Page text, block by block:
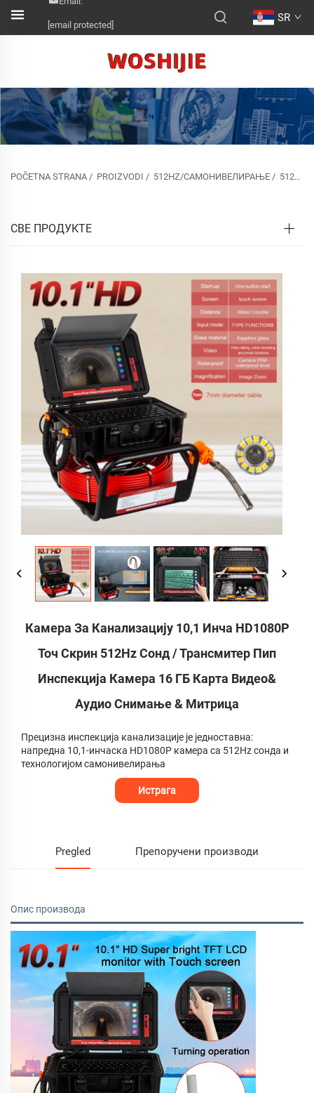
[email protected]
SR
POČETNA STRANA / PROIZVODI / 512HZ/САМОНИВЕЛИРАЊЕ / 512HZ СОНДА И САМО-НИВЕЛИРАЊЕ
СВЕ ПРОДУКТЕ
Камера За Канализацију 10,1 Инча HD1080P
Точ Скрин 512Hz Сонд / Трансмитер Пип
Инспекција Камера 16 ГБ Карта Видео&
Аудио Снимање & Митрица
Прецизна инспекција канализације је једноставна:
напредна 10,1-инчаска HD1080P камера са 512Hz сонда и
технологијом самонивелирања
Истрага
Pregled Препоручени производи
Опис производа